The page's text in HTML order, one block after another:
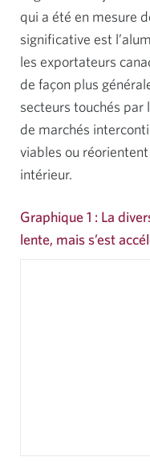
qui a été en mesure
significative est
les exportateurs
de façon plus
secteurs touchés par
de marchés
viables ou
intérieur.
Graphique 1 : La
lente, mais s’est